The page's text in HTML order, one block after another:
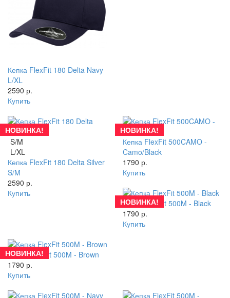
Кепка FlexFit 180 Delta Navy
L/XL
2590 р.
Купить
НОВИНКА!
S/M
L/XL
Кепка FlexFit 180 Delta Silver
S/M
2590 р.
Купить
НОВИНКА!
Кепка FlexFit 500CAMO -
Camo/Black
1790 р.
Купить
НОВИНКА!
Кепка FlexFit 500M - Black
1790 р.
Купить
НОВИНКА!
Кепка FlexFit 500M - Brown
1790 р.
Купить